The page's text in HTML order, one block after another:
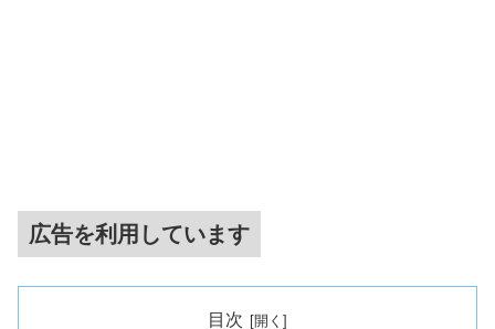
広告を利用しています
目次